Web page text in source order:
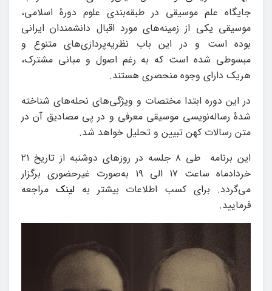
جایگاه علم موسیقی در طبقه‌بندی علوم دورۀ اسلامی،
موسیقی یکی از زمینه‌های مورد اقبال دانشمندان ایرانی
بوده است و در این باب نظریه‌پردازی‌های متنوع و
مبسوطی شده است که به رغم اصول و مبانی مشترک،
هریک دارای وجوه منحصری هستند.
در این دوره ابتدا مختصات و ویژگی‌های نحله‌های شناخته
شدۀ رساله‌نویسی موسیقی معرفی و در پی مصادیق آن در
متن رسالات کهن تبیین و تحلیل خواهد شد.
این برنامه طی ۸ جلسه در روزهای دوشنبه از تاریخ ۲۱
خردادماه ساعت ۱۷ الی ۱۹ به‌صورت غیرحضوری برگزار
می‌گردد. برای کسب اطلاعات بیشتر بهلینک مراجعه
فرمایید.